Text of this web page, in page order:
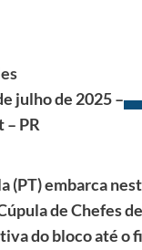
julho de 2025 –
– PR
(PT) embarca
de Chefes
do bloco até o